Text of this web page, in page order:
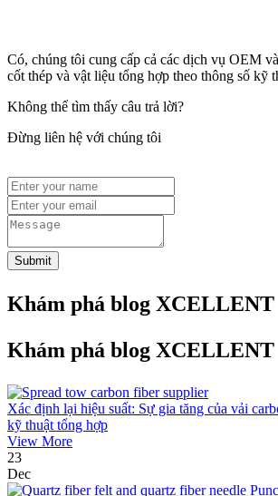
Có, chúng tôi cung cấp cả các dịch vụ OEM
cốt thép và vật liệu tổng hợp theo thông số kỹ
Không thể tìm thấy câu trả lời?
Đừng liên hệ với chúng tôi
Submit
Khám phá blog XCELLENT
Khám phá blog XCELLENT
Xác định lại hiệu suất: Sự gia tăng của vải
kỹ thuật tổng hợp
View More
23
Dec